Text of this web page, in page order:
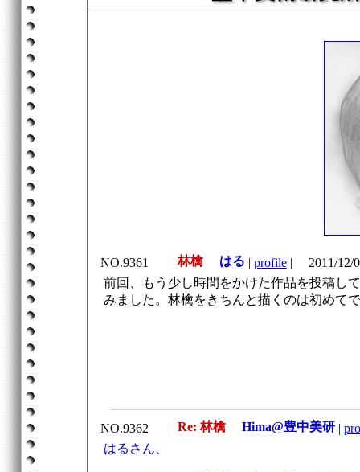
NO.9361 林檎 はる | profile |
2011/12/
前回、もう少し時間をかけた作品を投稿し
みました。林檎をきちんと描くのは初めて
NO.9362 Re: 林檎 Hima@豊中美研 |
はるさん、